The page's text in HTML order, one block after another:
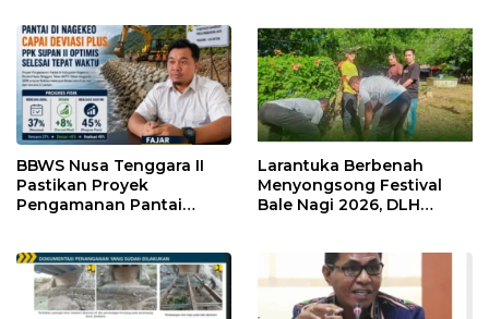
BBWS Nusa Tenggara II
Pastikan Proyek
Pengamanan Pantai
Larantuka Berbenah
Menyongsong Festival
Bale Nagi 2026, DLH